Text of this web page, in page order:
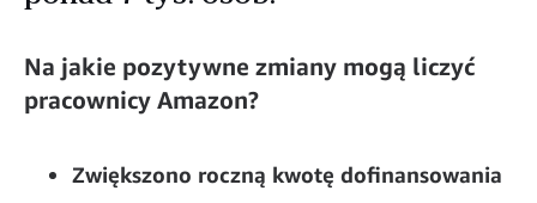
Na jakie pozytywne zmiany mogą liczyć
pracownicy Amazon?
Zwiększono roczną kwotę dofinansowania